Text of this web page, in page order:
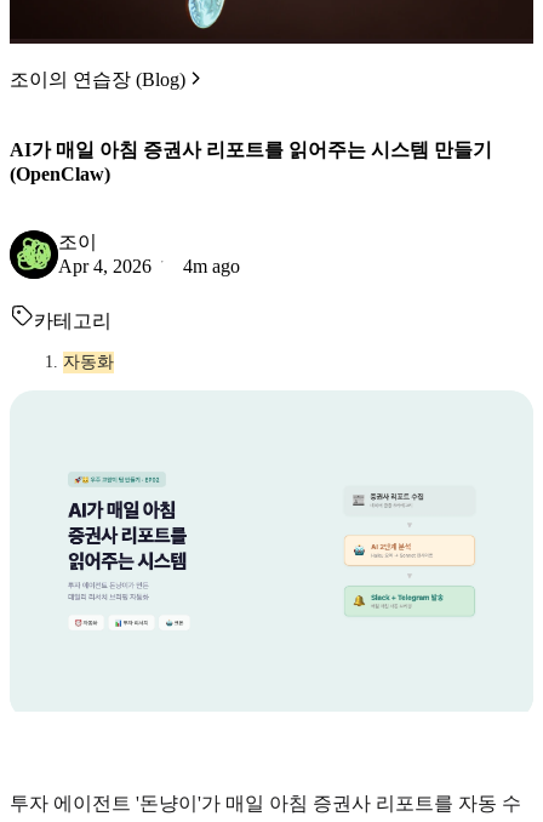
조이의 연습장 (Blog)
AI가 매일 아침 증권사 리포트를 읽어주는 시스템 만들기
(OpenClaw)
조이
Apr 4, 2026
4m ago
카테고리
자동화
투자 에이전트 '돈냥이'가 매일 아침 증권사 리포트를 자동 수